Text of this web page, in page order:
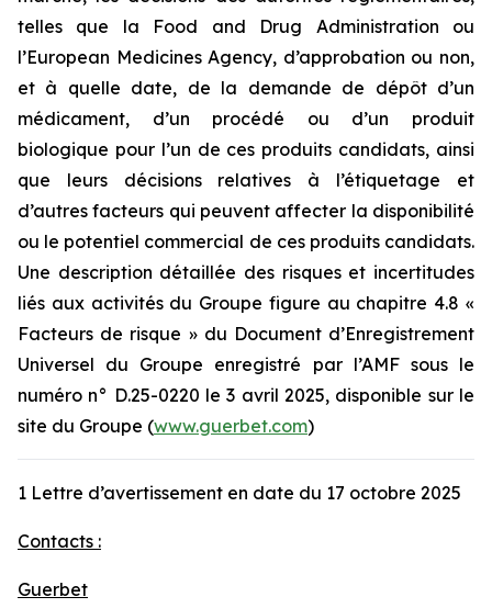
telles que la Food and Drug Administration ou
l’European Medicines Agency, d’approbation ou non,
et à quelle date, de la demande de dépôt d’un
médicament, d’un procédé ou d’un produit
biologique pour l’un de ces produits candidats, ainsi
que leurs décisions relatives à l’étiquetage et
d’autres facteurs qui peuvent affecter la disponibilité
ou le potentiel commercial de ces produits candidats.
Une description détaillée des risques et incertitudes
liés aux activités du Groupe figure au chapitre 4.8 «
Facteurs de risque » du Document d’Enregistrement
Universel du Groupe enregistré par l’AMF sous le
numéro n° D.25-0220 le 3 avril 2025, disponible sur le
site du Groupe (www.guerbet.com)
1 Lettre d’avertissement en date du 17 octobre 2025
Contacts :
Guerbet